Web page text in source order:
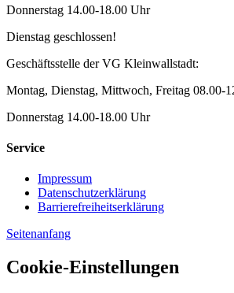
Donnerstag 14.00-18.00 Uhr
Dienstag geschlossen!
Geschäftsstelle der VG Kleinwallstadt:
Montag, Dienstag, Mittwoch, Freitag 08.00-
Donnerstag 14.00-18.00 Uhr
Service
Impressum
Datenschutzerklärung
Barrierefreiheitserklärung
Seitenanfang
Cookie-Einstellungen